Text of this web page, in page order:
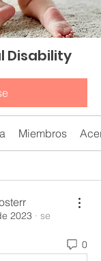
Disability
Miembros
2023 · se
0